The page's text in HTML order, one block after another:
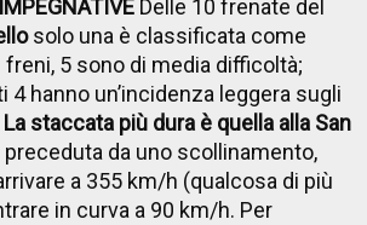
Delle 10 frenate del
solo una è classificata come
5 sono di media difficoltà;
hanno un’incidenza leggera sugli
La staccata più dura è quella alla San
da uno scollinamento,
a 355 km/h (qualcosa di più
in curva a 90 km/h. Per